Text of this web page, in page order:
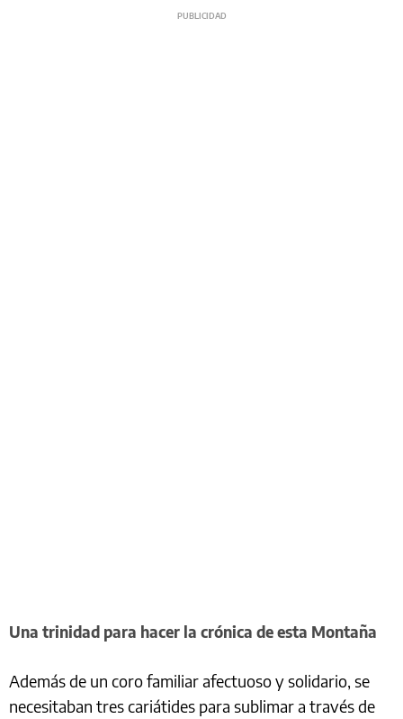
Una trinidad para hacer la crónica de esta Montaña
Además de un coro familiar afectuoso y solidario, se
necesitaban tres cariátides para sublimar a través de